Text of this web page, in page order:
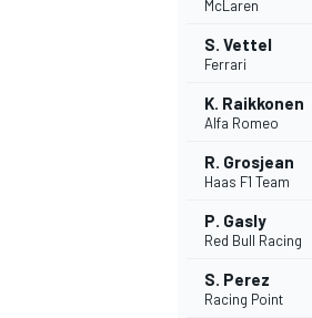
McLaren
S. Vettel
Ferrari
K. Raikkonen
Alfa Romeo
R. Grosjean
Haas F1 Team
P. Gasly
Red Bull Racing
S. Perez
Racing Point